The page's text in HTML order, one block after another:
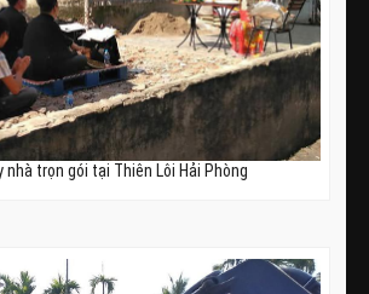
nhà trọn gói tại Thiên Lôi Hải Phòng